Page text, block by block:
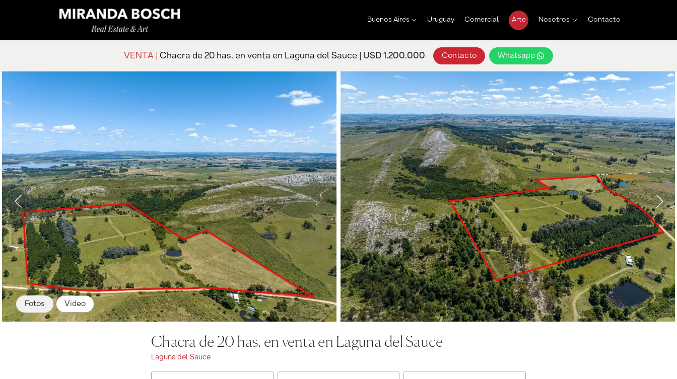
Buenos Aires Uruguay Comercial Arte Nosotros Contacto
VENTA | Chacra de 20 has. en venta en Laguna del Sauce | USD 1.200.000 Contacto Whatsapp
Fotos Video
Chacra de 20 has. en venta en Laguna del Sauce
Laguna del Sauce